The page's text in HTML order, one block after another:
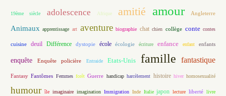
19ème siècle adolescence Afrique amitié amour Angleterre
Animaux apprentissage art aventure biographie chat chien collège conte contes
cuisine deuil Différence dystopie école écologie écriture enfance enfant enfants
enquête Enquête policière Entraide Etats-Unis famille fantastique
Fantasy Fantômes Femmes forêt Guerre handicap harcèlement histoire hiver homosexualité
humour île imaginaire imagination Immigration Inde Italie japon lecture liberté livre